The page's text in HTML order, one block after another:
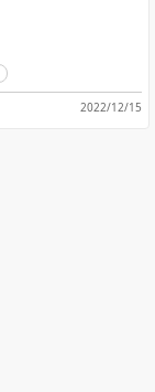
2022/12/15